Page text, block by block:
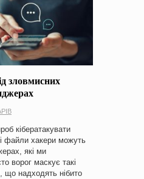
зловмисних
кібератакувати
файли хакери можуть
які ми
ворог маскує такі
що надходять нібито